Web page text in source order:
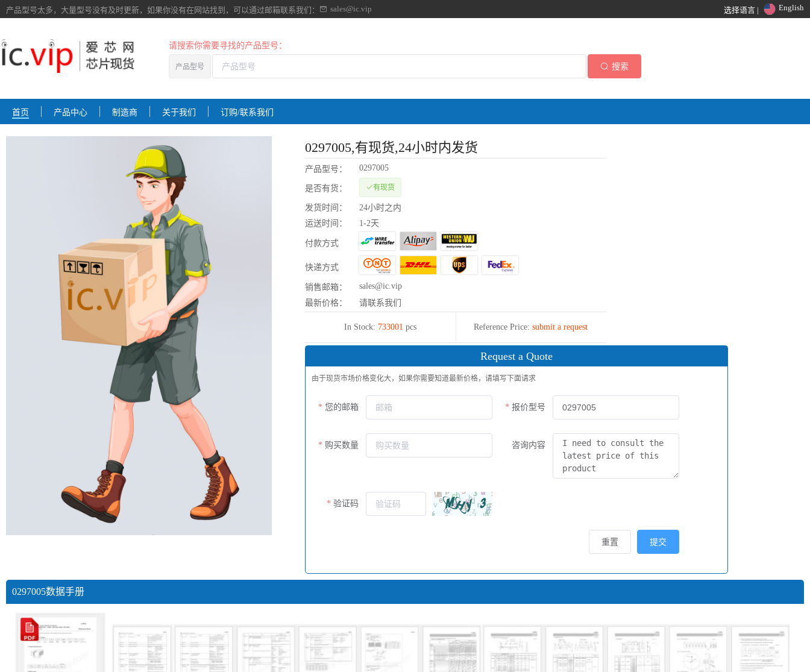
产品型号太多，大量型号没有及时更新，如果你没有在网站找到， 可以通过邮箱联系我们： sales@ic.vip 选择语言 | English
请搜索你需要寻找的产品型号：
产品型号 搜索
首页 产品中心 制造商 关于我们 订购/联系我们
0297005,有现货,24小时内发货
产品型号： 0297005
是否有货： 有现货
发货时间：
24小时之内
运送时间：
1-2天
付款方式
快递方式
销售邮箱：
sales@ic.vip
最新价格：
请联系我们
In Stock: 733001 pcs Reference Price: submit a request
Request a Quote
由于现货市场价格变化大，如果你需要知道最新价格，请填写下面请求
您的邮箱 报价型号
购买数量 咨询内容
验证码
提交
重置
0297005数据手册